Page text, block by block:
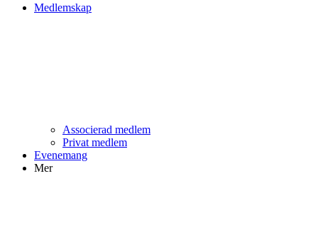
Medlemskap
Associerad medlem
Privat medlem
Evenemang
Mer